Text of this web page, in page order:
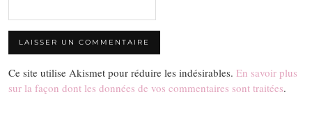
Ce site utilise Akismet pour réduire les indésirables. En savoir plus
sur la façon dont les données de vos commentaires sont traitées.